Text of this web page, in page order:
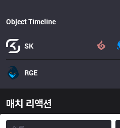
Object Timeline
SK
RGE
매치 리액션